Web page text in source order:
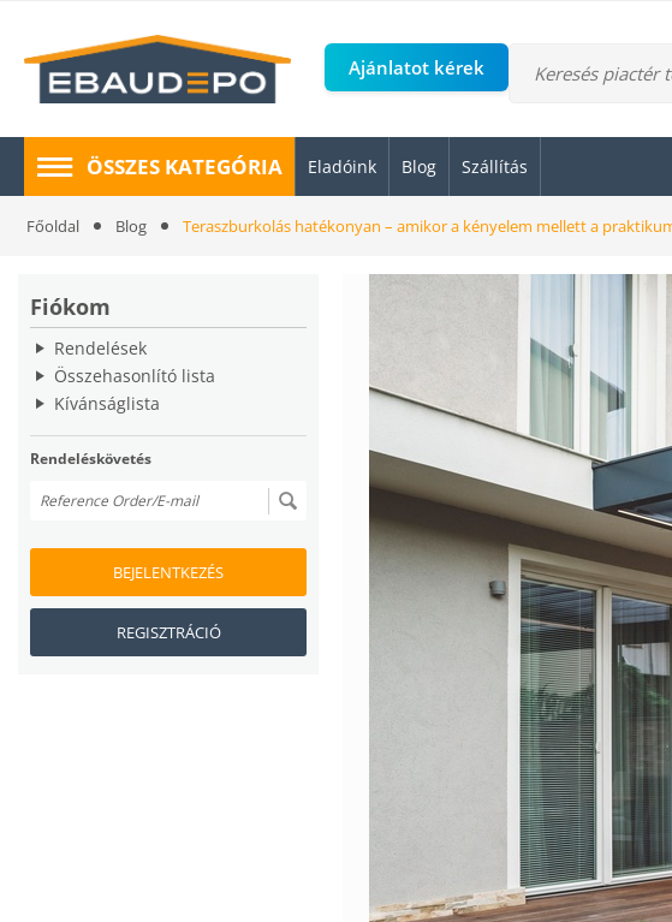
Ajánlatot kérek
ÖSSZES KATEGÓRIA Eladóink Blog Szállítás
Főoldal Blog Teraszburkolás hatékonyan – amikor a kényelem mellett a
Fiókom
Rendelések
Összehasonlító lista
Kívánságlista
Rendeléskövetés
BEJELENTKEZÉS
REGISZTRÁCIÓ